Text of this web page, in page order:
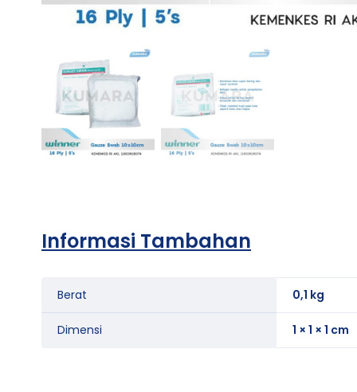
Informasi Tambahan
Berat 0,1 kg
Dimensi 1 × 1 × 1 cm